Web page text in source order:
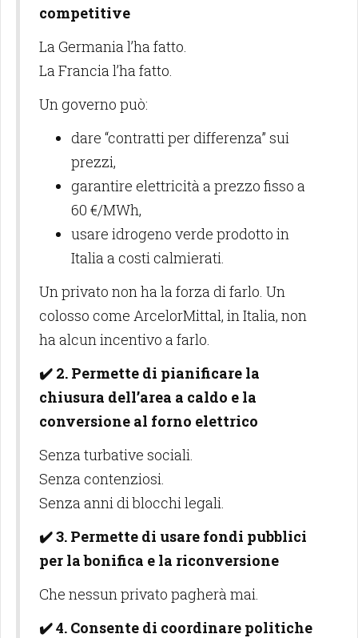
competitive
La Germania l’ha fatto.
La Francia l’ha fatto.
Un governo può:
dare “contratti per differenza” sui
prezzi,
garantire elettricità a prezzo fisso a
60 €/MWh,
usare idrogeno verde prodotto in
Italia a costi calmierati.
Un privato non ha la forza di farlo. Un
colosso come ArcelorMittal, in Italia, non
ha alcun incentivo a farlo.
✔️ 2. Permette di pianificare la
chiusura dell’area a caldo e la
conversione al forno elettrico
Senza turbative sociali.
Senza contenziosi.
Senza anni di blocchi legali.
✔️ 3. Permette di usare fondi pubblici
per la bonifica e la riconversione
Che nessun privato pagherà mai.
✔️ 4. Consente di coordinare politiche